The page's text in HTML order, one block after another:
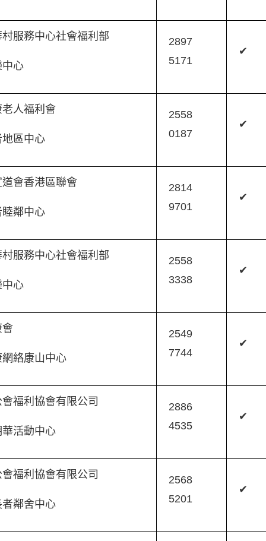
服務中心社會福利部
心
2897
5171
✔
人福利會
區中心
2558
0187
✔
會香港區聯會
鄰中心
2814
9701
✔
服務中心社會福利部
心
2558
3338
✔
會
絡康山中心
2549
7744
✔
福利協會有限公司
活動中心
2886
4535
✔
福利協會有限公司
鄰舍中心
2568
5201
✔